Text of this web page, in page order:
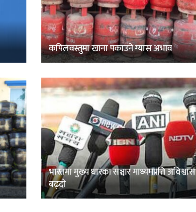
कपिलवस्तुमा खाना पकाउने ग्यास अभाव
भारतमा मुख्य धारका सञ्चार माध्यमप्रति अविश्वास
बढ्दो